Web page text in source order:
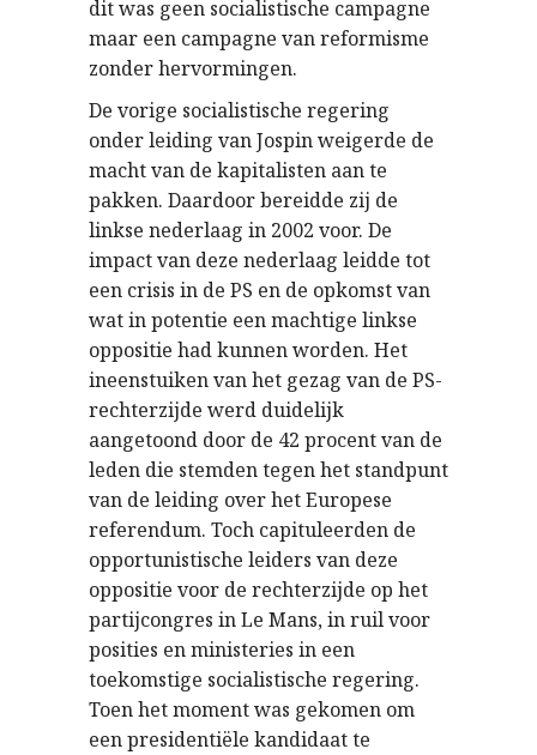
dit was geen socialistische campagne
maar een campagne van reformisme
zonder hervormingen.
De vorige socialistische regering
onder leiding van Jospin weigerde de
macht van de kapitalisten aan te
pakken. Daardoor bereidde zij de
linkse nederlaag in 2002 voor. De
impact van deze nederlaag leidde tot
een crisis in de PS en de opkomst van
wat in potentie een machtige linkse
oppositie had kunnen worden. Het
ineenstuiken van het gezag van de PS-
rechterzijde werd duidelijk
aangetoond door de 42 procent van de
leden die stemden tegen het standpunt
van de leiding over het Europese
referendum. Toch capituleerden de
opportunistische leiders van deze
oppositie voor de rechterzijde op het
partijcongres in Le Mans, in ruil voor
posities en ministeries in een
toekomstige socialistische regering.
Toen het moment was gekomen om
een presidentiële kandidaat te